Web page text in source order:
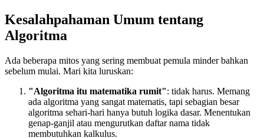
Kesalahpahaman Umum tentang
Algoritma
Ada beberapa mitos yang sering membuat pemula minder bahkan
sebelum mulai. Mari kita luruskan:
"Algoritma itu matematika rumit": tidak harus. Memang
ada algoritma yang sangat matematis, tapi sebagian besar
algoritma sehari-hari hanya butuh logika dasar. Menentukan
genap-ganjil atau mengurutkan daftar nama tidak
membutuhkan kalkulus.